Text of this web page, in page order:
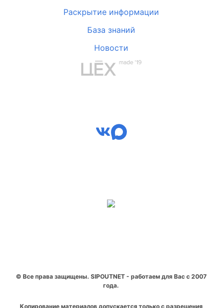
Раскрытие информации
База знаний
Новости
© Все права защищены. SIPOUTNET - работаем для Вас с 2007
года.
Копирование материалов допускается только с разрешения